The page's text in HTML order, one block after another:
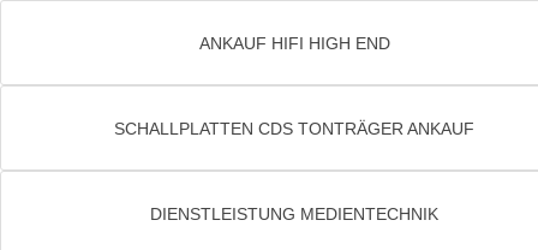
ANKAUF HIFI HIGH END
SCHALLPLATTEN CDS TONTRÄGER ANKAUF
DIENSTLEISTUNG MEDIENTECHNIK